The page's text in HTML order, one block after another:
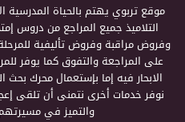
موقع تربوي يهتم بالحياة المدرسية
التلاميذ جميع المراجع من دروس
وفروض مراقبة وفروض تأليفية
على المراجعة والتفوق كما يوفر
الابحار فيه إما بإستعمال محرك بحث
نوفر خدمات أخرى نتمنى أن تلقى
والتميز في مسيرتهم